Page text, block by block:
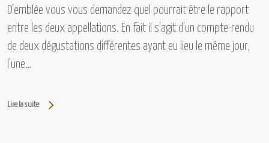
D'emblée vous vous demandez quel pourrait être le rapport
entre les deux appellations. En fait il s'agit d'un compte-rendu
de deux dégustations différentes ayant eu lieu le même jour,
l'une…
Lire la suite